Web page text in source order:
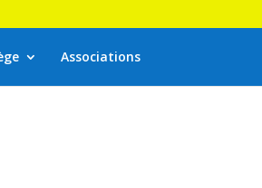
Associations